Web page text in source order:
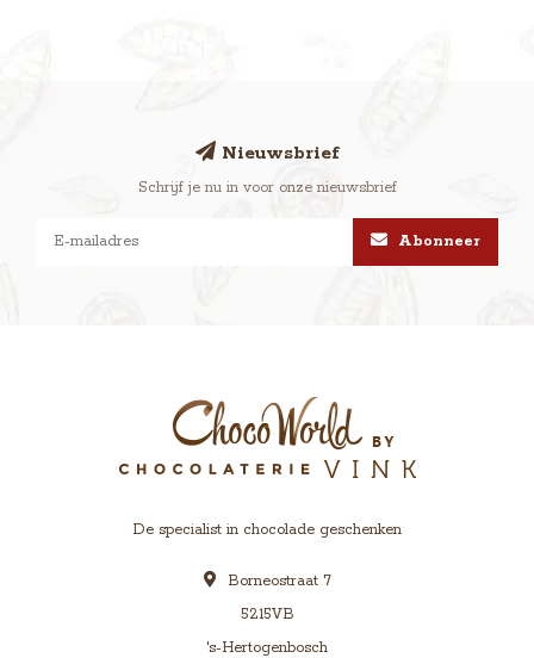
Nieuwsbrief
Schrijf je nu in voor onze nieuwsbrief
Abonneer
De specialist in chocolade geschenken
Borneostraat 7
5215VB
's-Hertogenbosch